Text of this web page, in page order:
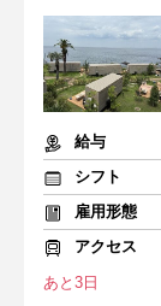
給与
シフト
雇用形態
アクセス
あと3日